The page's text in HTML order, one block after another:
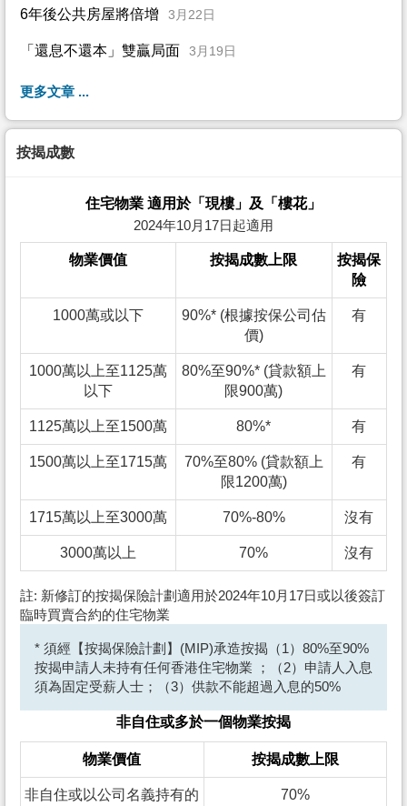
6年後公共房屋將倍增 3月22日
「還息不還本」雙贏局面 3月19日
更多文章 ...
按揭成數
住宅物業 適用於「現樓」及「樓花」
2024年10月17日起適用
物業價值 按揭成數上限
按揭保
險
1000萬或以下
90%* (根據按保公司估
價)
有
1000萬以上至1125萬
以下
80%至90%* (貸款額上
限900萬)
有
1125萬以上至1500萬 80%* 有
1500萬以上至1715萬
70%至80% (貸款額上
限1200萬)
有
1715萬以上至3000萬 70%-80% 沒有
3000萬以上 70% 沒有
註: 新修訂的按揭保險計劃適用於2024年10月17日或以後簽訂
臨時買賣合約的住宅物業
* 須經【按揭保險計劃】(MIP)承造按揭（1）80%至90%
按揭申請人未持有任何香港住宅物業 ；（2）申請人入息
須為固定受薪人士；（3）供款不能超過入息的50%
非自住或多於一個物業按揭
物業價值 按揭成數上限
非自住或以公司名義持有的
70%